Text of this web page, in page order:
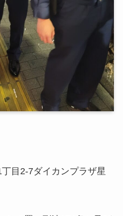
目2-7ダイカンプラザ星